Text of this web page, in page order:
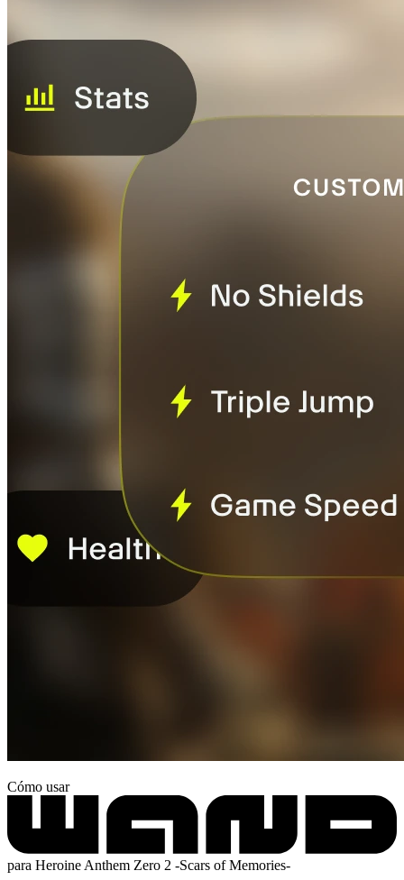
Cómo usar
para Heroine Anthem Zero 2 -Scars of Memories-